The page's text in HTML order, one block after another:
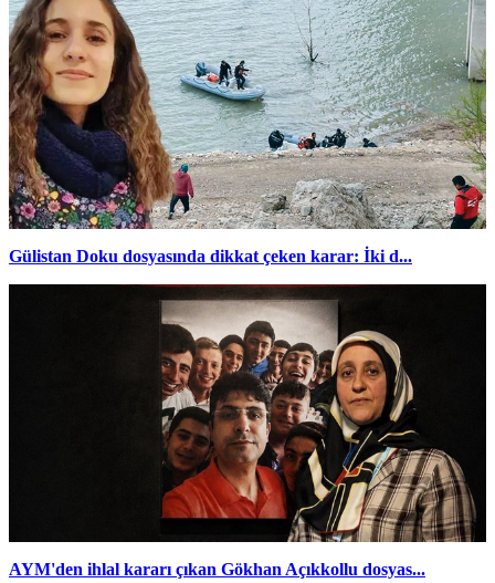
Gülistan Doku dosyasında dikkat çeken karar: İki d...
AYM'den ihlal kararı çıkan Gökhan Açıkkollu dosyas...